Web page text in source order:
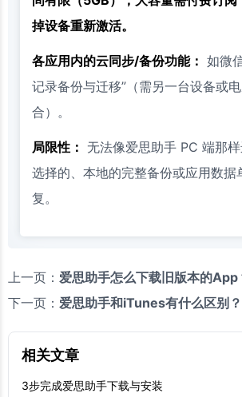
掉设备重新激活。
各应用内的云同步/备份功能： 如微
记录备份与迁移”（需另一台设备或
合）。
局限性： 无法像爱思助手 PC 端那
选择的、本地的完整备份或应用数据
复。
上一页： 爱思助手怎么下载旧版本的App
下一页： 爱思助手和iTunes有什么区别？
相关文章
3步完成爱思助手下载与安装